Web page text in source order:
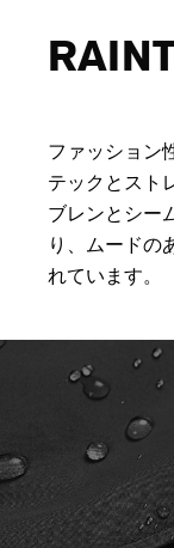
ファッション
テックとスト
ブレンとシー
り、ムードの
れています。